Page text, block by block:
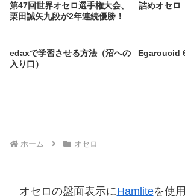
第47回世界オセロ選手権大会、
栗田誠矢九段が2年連続優勝！
詰めオセロ
edaxで学習させる方法（沼への
入り口）
Egaroucid
ホーム オセロ
オセロの盤面表示にHamliteを使